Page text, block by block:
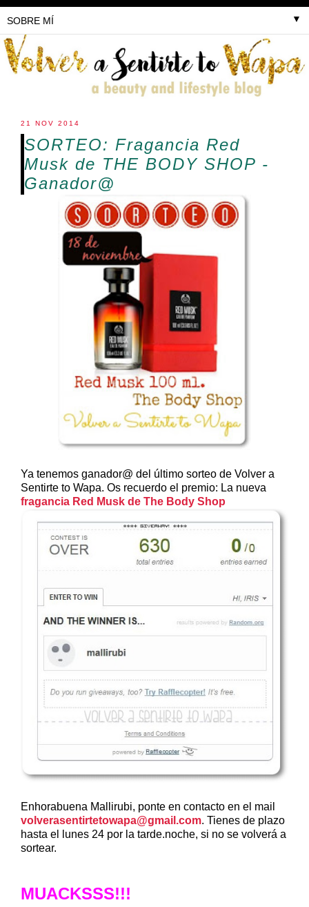
▼
21 NOV 2014
SORTEO: Fragancia Red
Musk de THE BODY SHOP -
Ganador@
Ya tenemos ganador@ del último sorteo de Volver a
Sentirte to Wapa. Os recuerdo el premio: La nueva
fragancia Red Musk de The Body Shop
Enhorabuena Mallirubi, ponte en contacto en el mail
volverasentirtetowapa@gmail.com. Tienes de plazo
hasta el lunes 24 por la tarde.noche, si no se volverá a
sortear.
MUACKSSS!!!